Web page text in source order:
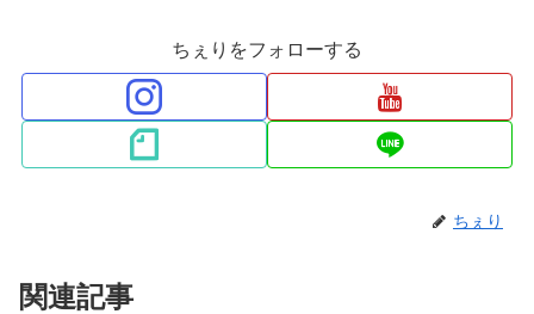
ちぇりをフォローする
ちぇり
関連記事